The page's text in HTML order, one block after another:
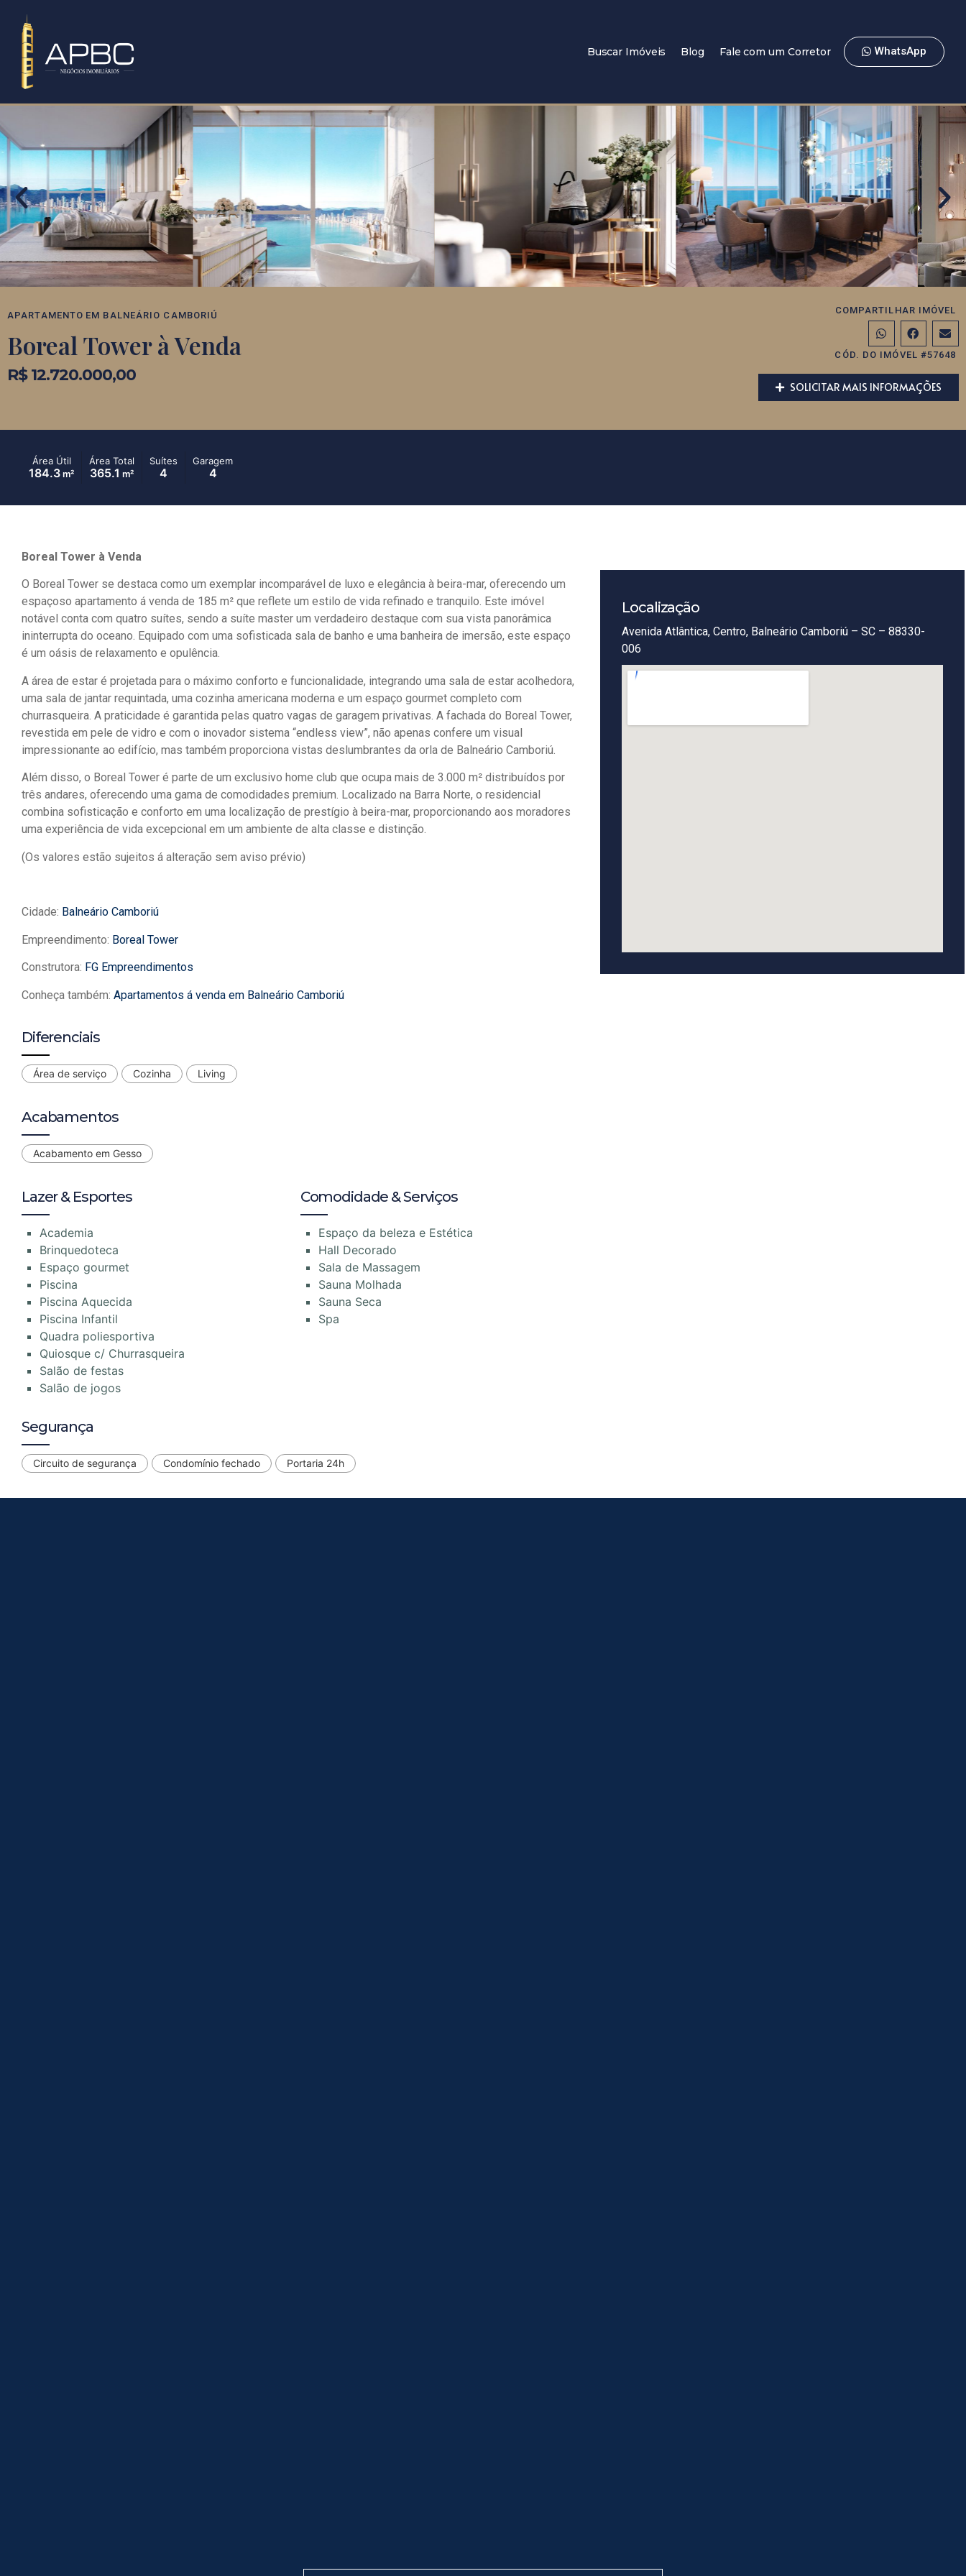
Buscar Imóveis Blog Fale com um Corretor WhatsApp
APARTAMENTO EM BALNEÁRIO CAMBORIÚ
Boreal Tower à Venda
R$ 12.720.000,00
COMPARTILHAR IMÓVEL
CÓD. DO IMÓVEL #57648
SOLICITAR MAIS INFORMAÇÕES
Área Útil
184.3 m²
Área Total
365.1 m²
Suítes
4
Garagem
4
Boreal Tower à Venda
O Boreal Tower se destaca como um exemplar incomparável de luxo e elegância à beira-mar, oferecendo um
espaçoso apartamento á venda de 185 m² que reflete um estilo de vida refinado e tranquilo. Este imóvel
notável conta com quatro suítes, sendo a suíte master um verdadeiro destaque com sua vista panorâmica
ininterrupta do oceano. Equipado com uma sofisticada sala de banho e uma banheira de imersão, este espaço
é um oásis de relaxamento e opulência.
A área de estar é projetada para o máximo conforto e funcionalidade, integrando uma sala de estar acolhedora,
uma sala de jantar requintada, uma cozinha americana moderna e um espaço gourmet completo com
churrasqueira. A praticidade é garantida pelas quatro vagas de garagem privativas. A fachada do Boreal Tower,
revestida em pele de vidro e com o inovador sistema “endless view”, não apenas confere um visual
impressionante ao edifício, mas também proporciona vistas deslumbrantes da orla de Balneário Camboriú.
Além disso, o Boreal Tower é parte de um exclusivo home club que ocupa mais de 3.000 m² distribuídos por
três andares, oferecendo uma gama de comodidades premium. Localizado na Barra Norte, o residencial
combina sofisticação e conforto em uma localização de prestígio à beira-mar, proporcionando aos moradores
uma experiência de vida excepcional em um ambiente de alta classe e distinção.
(Os valores estão sujeitos á alteração sem aviso prévio)
Cidade: Balneário Camboriú
Empreendimento: Boreal Tower
Construtora: FG Empreendimentos
Conheça também: Apartamentos á venda em Balneário Camboriú
Diferenciais
Área de serviço Cozinha Living
Acabamentos
Acabamento em Gesso
Lazer & Esportes
Academia
Brinquedoteca
Espaço gourmet
Piscina
Piscina Aquecida
Piscina Infantil
Quadra poliesportiva
Quiosque c/ Churrasqueira
Salão de festas
Salão de jogos
Comodidade & Serviços
Espaço da beleza e Estética
Hall Decorado
Sala de Massagem
Sauna Molhada
Sauna Seca
Spa
Segurança
Circuito de segurança Condomínio fechado Portaria 24h
Localização
Avenida Atlântica, Centro, Balneário Camboriú – SC – 88330-
006